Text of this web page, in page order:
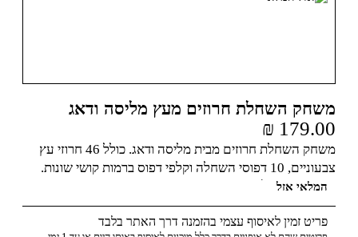
משחק השחלת חרוזים מעץ מליסה ודאג
₪ 179.00
משחק השחלת חרוזים מבית מליסה ודאג. כולל 46 חרוזי עץ
צבעוניים, 10 דפוסי השחלה וקלפי דפוס ברמות קושי שונות.
משחק חינוכי לפיתוח מיומנויות התאמה ומוטוריקה עדינה.
המלאי אזל
פריט זמין לאיסוף עצמי בהזמנה דרך האתר בלבד